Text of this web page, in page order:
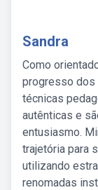
Sandra
Como
progresso dos
técnicas
autênticas e
entusiasmo.
trajetória para
utilizando
renomadas